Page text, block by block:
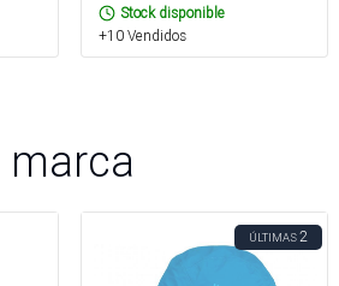
Stock disponible
+10 Vendidos
marca
ÚLTIMAS2